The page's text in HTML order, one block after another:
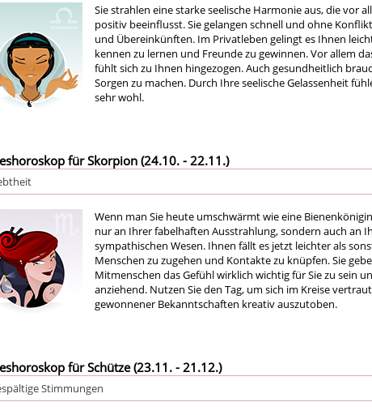
Sie strahlen eine starke seelische Harmonie aus, die vor
positiv beeinflusst. Sie gelangen schnell und ohne
und Übereinkünften. Im Privatleben gelingt es Ihnen
kennen zu lernen und Freunde zu gewinnen. Vor allem
fühlt sich zu Ihnen hingezogen. Auch gesundheitlich
Sorgen zu machen. Durch Ihre seelische Gelassenheit
sehr wohl.
für Skorpion (24.10. - 22.11.)
Wenn man Sie heute umschwärmt wie eine
nur an Ihrer fabelhaften Ausstrahlung, sondern auch an
sympathischen Wesen. Ihnen fällt es jetzt leichter als
Menschen zu zugehen und Kontakte zu knüpfen. Sie
Mitmenschen das Gefühl wirklich wichtig für Sie zu sein
anziehend. Nutzen Sie den Tag, um sich im Kreise
gewonnener Bekanntschaften kreativ auszutoben.
für Schütze (23.11. - 21.12.)
Stimmungen